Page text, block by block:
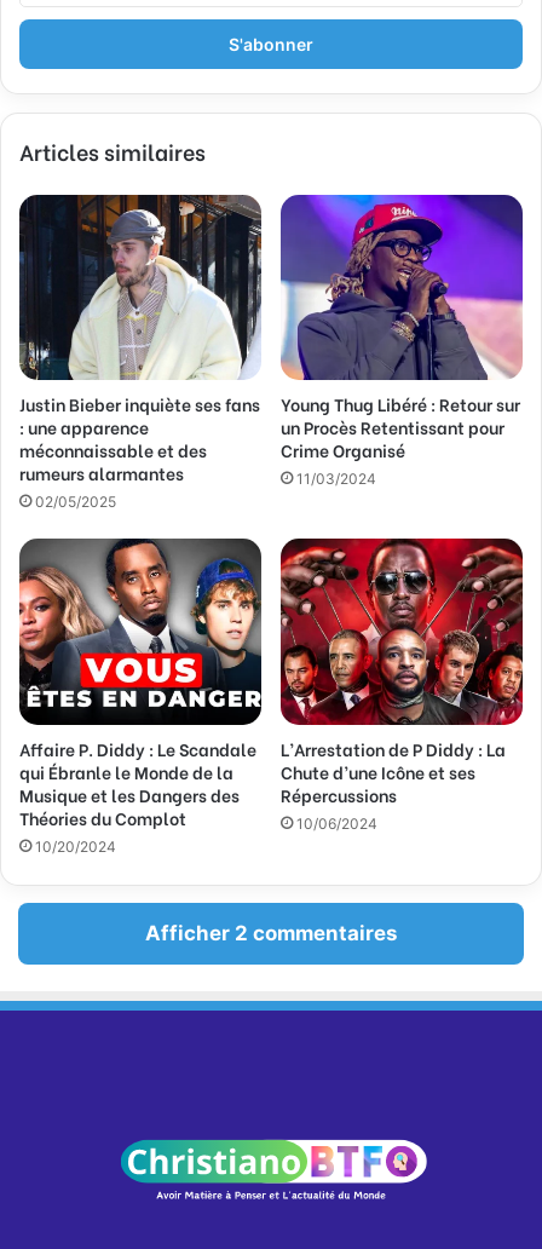
t
e
z
o
r
e
a
s
s
e
E
m
a
i
Articles similaires
Justin Bieber inquiète ses fans
: une apparence
méconnaissable et des
rumeurs alarmantes
02/05/2025
Young Thug Libéré : Retour sur
un Procès Retentissant pour
Crime Organisé
11/03/2024
Affaire P. Diddy : Le Scandale
qui Ébranle le Monde de la
Musique et les Dangers des
Théories du Complot
10/20/2024
L’Arrestation de P Diddy : La
Chute d’une Icône et ses
Répercussions
10/06/2024
Afficher 2 commentaires